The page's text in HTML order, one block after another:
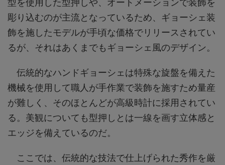
型を使用した型押しや、オートメーションで装飾を
彫り込むのが主流となっているため、ギョーシェ装
飾を施したモデルが手頃な価格でリリースされてい
るが、それはあくまでもギョーシェ風のデザイン。
伝統的なハンドギョーシェは特殊な旋盤を備えた
機械を使用して職人が手作業で装飾を施すため量産
が難しく、そのほとんどが高級時計に採用されてい
る。美観についても型押しとは一線を画す立体感と
エッジを備えているのだ。
ここでは、伝統的な技法で仕上げられた秀作を厳